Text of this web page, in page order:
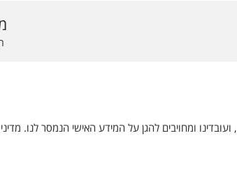
ועובדינו ומחויבים להגן על המידע האישי הנמסר לנו.